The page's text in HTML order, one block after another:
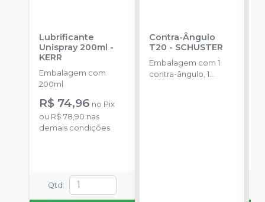
Lubrificante
Unispray 200ml -
KERR
Embalagem com
200ml
R$ 74,96 no Pix
ou R$ 78,90 nas
demais condições
Qtd :
Contra-Ângulo
T20 - SCHUSTER
Embalagem com 1
contra-ângulo, 1